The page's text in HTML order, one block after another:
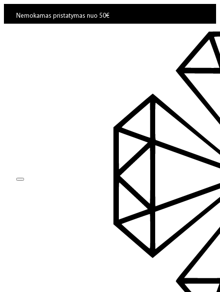
Nemokamas pristatymas nuo 50€